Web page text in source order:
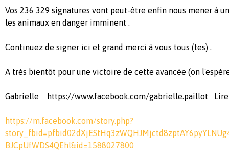
Vos 236 329 signatures vont peut-être enfin nous mener à
les animaux en danger imminent .
Continuez de signer ici et grand merci à vous tous (tes) .
A très bientôt pour une victoire de cette avancée (on
Gabrielle https://www.facebook.com/gabrielle.paillot
https://m.facebook.com/story.php?
BJCpUfWDS4QEhl&id=1588027800